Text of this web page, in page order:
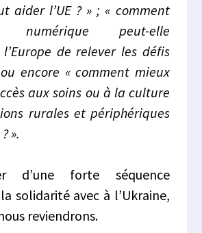
aider l’UE ? » ; « comment
numérique peut-elle
de relever les défis
encore « comment mieux
aux soins ou à la culture
rurales et périphériques
».
d’une forte séquence
solidarité avec à l’Ukraine,
reviendrons.